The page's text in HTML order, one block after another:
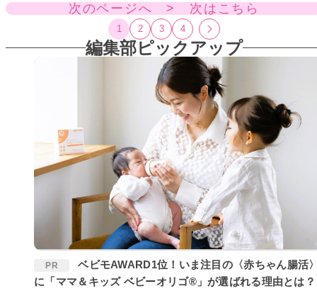
次のページへ > 次はこちら
1 2 3 4
編集部ピックアップ
PR
ベビモAWARD1位！いま注目の〈赤ちゃん腸活〉
に「ママ＆キッズ ベビーオリゴ®」が選ばれる理由とは？